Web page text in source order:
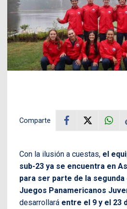
Comparte
Con la ilusión a cuestas, el
sub-23 ya se encuentra en
para ser parte de la
Juegos Panamericanos
desarrollará entre el 9 y el 23